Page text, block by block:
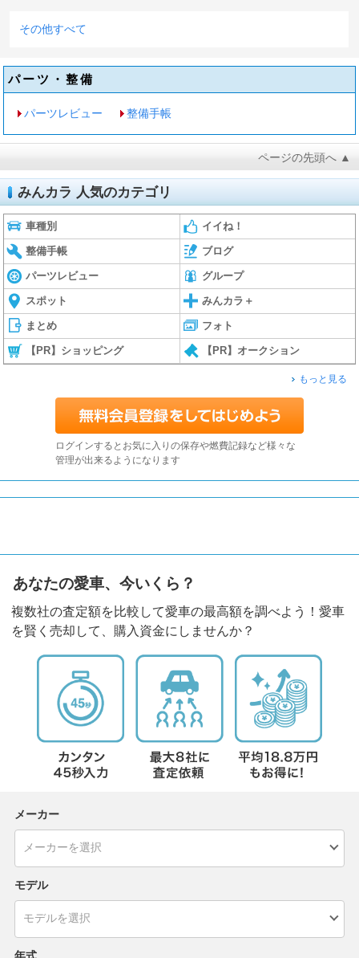
その他すべて
パーツ・整備
パーツレビュー 整備手帳
ページの先頭へ ▲
みんカラ 人気のカテゴリ
車種別 イイね！
整備手帳 ブログ
パーツレビュー グループ
スポット みんカラ＋
まとめ フォト
【PR】ショッピング 【PR】オークション
もっと見る
ログインするとお気に入りの保存や燃費記録など様々な
管理が出来るようになります
あなたの愛車、今いくら？
複数社の査定額を比較して愛車の最高額を調べよう！愛車
を賢く売却して、購入資金にしませんか？
メーカー
モデル
年式